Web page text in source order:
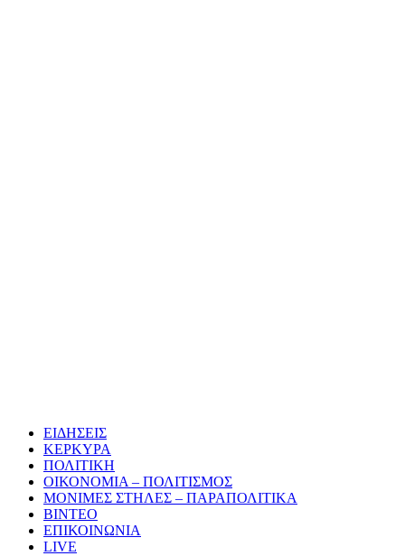
ΕΙΔΗΣΕΙΣ
ΚΕΡΚΥΡΑ
ΠΟΛΙΤΙΚΗ
ΟΙΚΟΝΟΜΙΑ – ΠΟΛΙΤΙΣΜΟΣ
ΜΟΝΙΜΕΣ ΣΤΗΛΕΣ – ΠΑΡΑΠΟΛΙΤΙΚΑ
ΒΙΝΤΕΟ
ΕΠΙΚΟΙΝΩΝΙΑ
LIVE